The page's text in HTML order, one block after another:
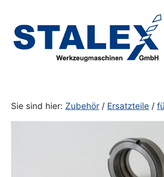
springen
Sie sind hier: Zubehör / Ersatzteile /